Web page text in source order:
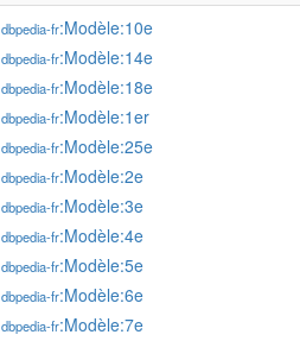
dbpedia-fr:Modèle:10e
dbpedia-fr:Modèle:14e
dbpedia-fr:Modèle:18e
dbpedia-fr:Modèle:1er
dbpedia-fr:Modèle:25e
dbpedia-fr:Modèle:2e
dbpedia-fr:Modèle:3e
dbpedia-fr:Modèle:4e
dbpedia-fr:Modèle:5e
dbpedia-fr:Modèle:6e
dbpedia-fr:Modèle:7e